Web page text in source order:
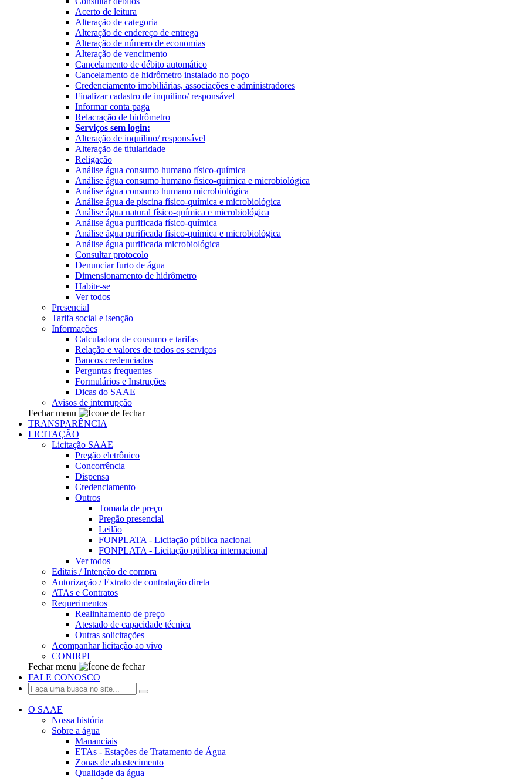
Acerto de leitura
Alteração de categoria
Alteração de endereço de entrega
Alteração de número de economias
Alteração de vencimento
Cancelamento de débito automático
Cancelamento de hidrômetro instalado no poço
Credenciamento imobiliárias, associações e administradores
Finalizar cadastro de inquilino/ responsável
Informar conta paga
Relacração de hidrômetro
Serviços sem login:
Alteração de inquilino/ responsável
Alteração de titularidade
Religação
Análise água consumo humano físico-química
Análise água consumo humano físico-química e microbiológica
Análise água consumo humano microbiológica
Análise água de piscina físico-química e microbiológica
Análise água natural físico-química e microbiológica
Análise água purificada físico-química
Análise água purificada físico-química e microbiológica
Análise água purificada microbiológica
Consultar protocolo
Denunciar furto de água
Dimensionamento de hidrômetro
Habite-se
Ver todos
Presencial
Tarifa social e isenção
Informações
Calculadora de consumo e tarifas
Relação e valores de todos os serviços
Bancos credenciados
Perguntas frequentes
Formulários e Instruções
Dicas do SAAE
Avisos de interrupção
Fechar menu
TRANSPARÊNCIA
LICITAÇÃO
Licitação SAAE
Pregão eletrônico
Concorrência
Dispensa
Credenciamento
Outros
Tomada de preço
Pregão presencial
Leilão
FONPLATA - Licitação pública nacional
FONPLATA - Licitação pública internacional
Ver todos
Editais / Intenção de compra
Autorização / Extrato de contratação direta
ATAs e Contratos
Requerimentos
Realinhamento de preço
Atestado de capacidade técnica
Outras solicitações
Acompanhar licitação ao vivo
CONIRPI
Fechar menu
FALE CONOSCO
O SAAE
Nossa história
Sobre a água
Mananciais
ETAs - Estações de Tratamento de Água
Zonas de abastecimento
Qualidade da água